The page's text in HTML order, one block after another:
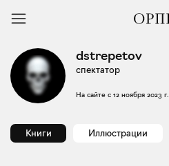
dstrepetov
спектатор
На сайте с 12 ноября 2023 г.
Книги Иллюстрации